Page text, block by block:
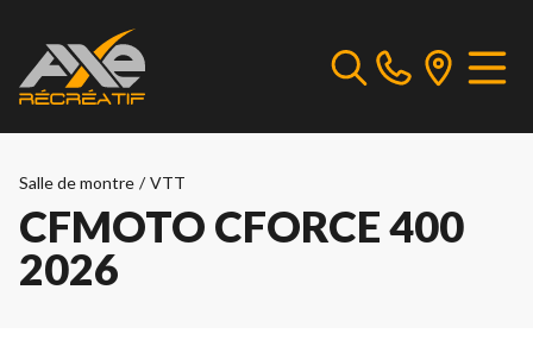
Salle de montre / VTT
CFMOTO CFORCE 400
2026